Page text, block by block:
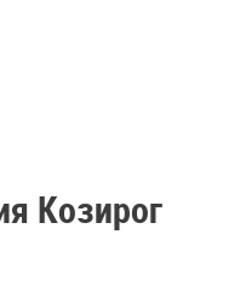
Козирог